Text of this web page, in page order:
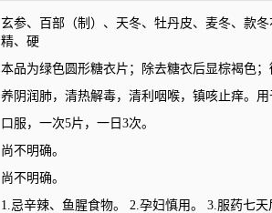
玄参、百部（制）、天冬、牡丹皮、麦冬、款
精、硬
本品为绿色圆形糖衣片；除去糖衣后显棕褐色
养阴润肺，清热解毒，清利咽喉，镇咳止痒。
口服，一次5片，一日3次。
尚不明确。
尚不明确。
1.忌辛辣、鱼腥食物。 2.孕妇慎用。 3.服药七